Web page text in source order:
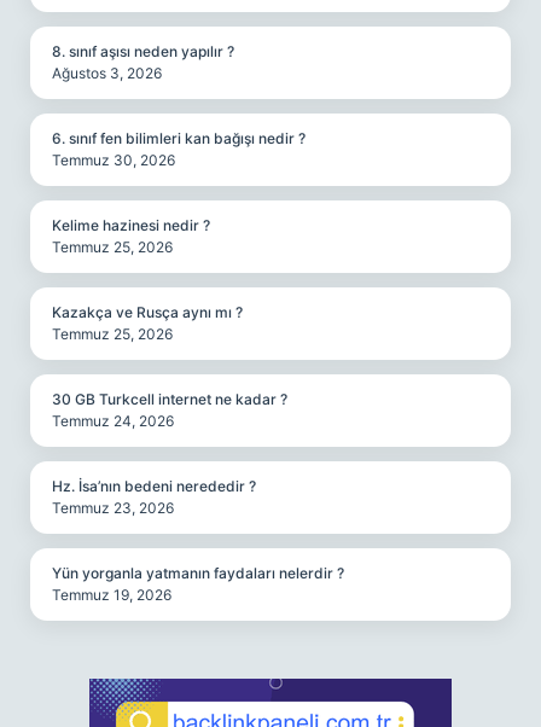
8. sınıf aşısı neden yapılır ?
Ağustos 3, 2026
6. sınıf fen bilimleri kan bağışı nedir ?
Temmuz 30, 2026
Kelime hazinesi nedir ?
Temmuz 25, 2026
Kazakça ve Rusça aynı mı ?
Temmuz 25, 2026
30 GB Turkcell internet ne kadar ?
Temmuz 24, 2026
Hz. İsa’nın bedeni nerededir ?
Temmuz 23, 2026
Yün yorganla yatmanın faydaları nelerdir ?
Temmuz 19, 2026